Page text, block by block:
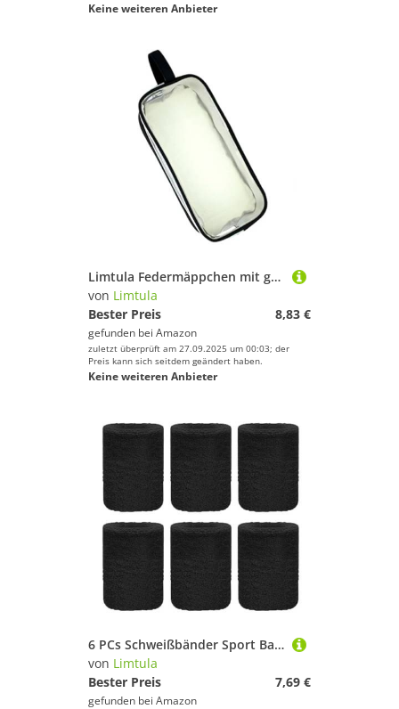
Keine weiteren Anbieter
Limtula Federmäppchen mit großem Fassungsvermögen, 2 Fächer, Marker-Aufbewahrungstaschen, tragbarer Kunstbedarf, Organizer, Reise-Make-up-Tasche, Federmäppchen mit Trennwänden, Schwarz , Mass Beauty
von Limtula
Bester Preis
8,83 €
gefunden bei Amazon
zuletzt überprüft am 27.09.2025 um 00:03; der
Preis kann sich seitdem geändert haben.
Keine weiteren Anbieter
6 PCs Schweißbänder Sport Basketball Armband Schweißband Tennis Armbänder Absorbierende Schweißbänder Für Fitness Tennis Fitness
von Limtula
Bester Preis
7,69 €
gefunden bei Amazon